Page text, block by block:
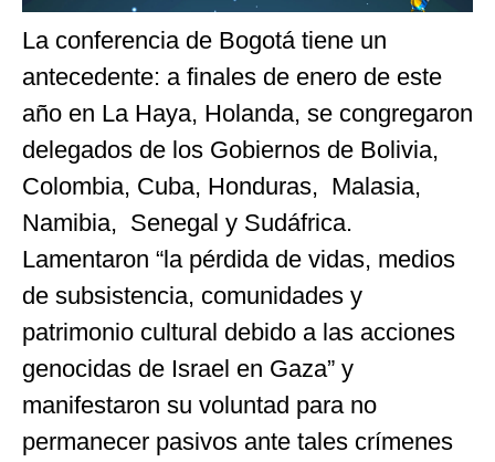
La conferencia de Bogotá tiene un
antecedente: a finales de enero de este
año en La Haya, Holanda, se congregaron
delegados de los Gobiernos de Bolivia,
Colombia, Cuba, Honduras, Malasia,
Namibia, Senegal y Sudáfrica.
Lamentaron “la pérdida de vidas, medios
de subsistencia, comunidades y
patrimonio cultural debido a las acciones
genocidas de Israel en Gaza” y
manifestaron su voluntad para no
permanecer pasivos ante tales crímenes